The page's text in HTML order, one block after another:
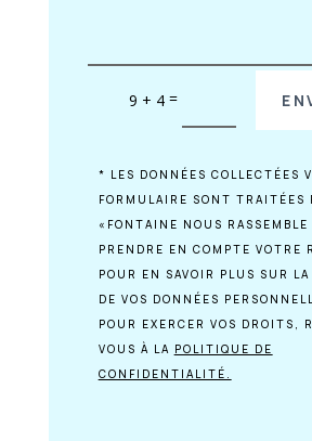
9 + 4=
* LES DONNÉES COLLECTÉES
FORMULAIRE SONT TRAITÉES
«FONTAINE NOUS
PRENDRE EN COMPTE VOTRE
POUR EN SAVOIR PLUS SUR
DE VOS DONNÉES
POUR EXERCER VOS DROITS,
VOUS À LA POLITIQUE DE
CONFIDENTIALITÉ.